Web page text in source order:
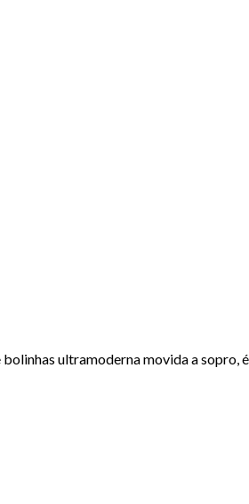
ultramoderna movida a sopro,